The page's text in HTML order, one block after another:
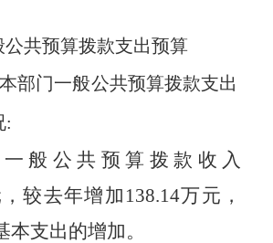
公共预算拨款支出预算
部门一般公共预算拨款支出
:
般公共预算拨款收入
较去年增加 138.14万元，
本支出的增加。